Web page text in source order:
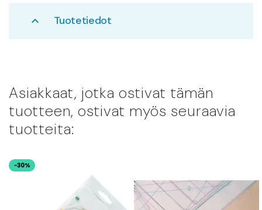
expand_less Tuotetiedot
Asiakkaat, jotka ostivat tämän
tuotteen, ostivat myös seuraavia
tuotteita:
−30%